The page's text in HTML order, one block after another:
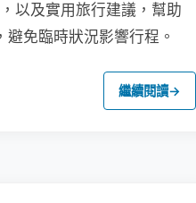
以及實用旅行建議，幫助
免臨時狀況影響行程。
繼續閱讀→